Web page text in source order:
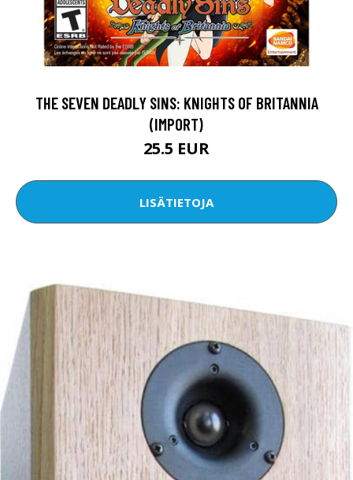
THE SEVEN DEADLY SINS: KNIGHTS OF BRITANNIA
(IMPORT)
25.5 EUR
LISÄTIETOJA